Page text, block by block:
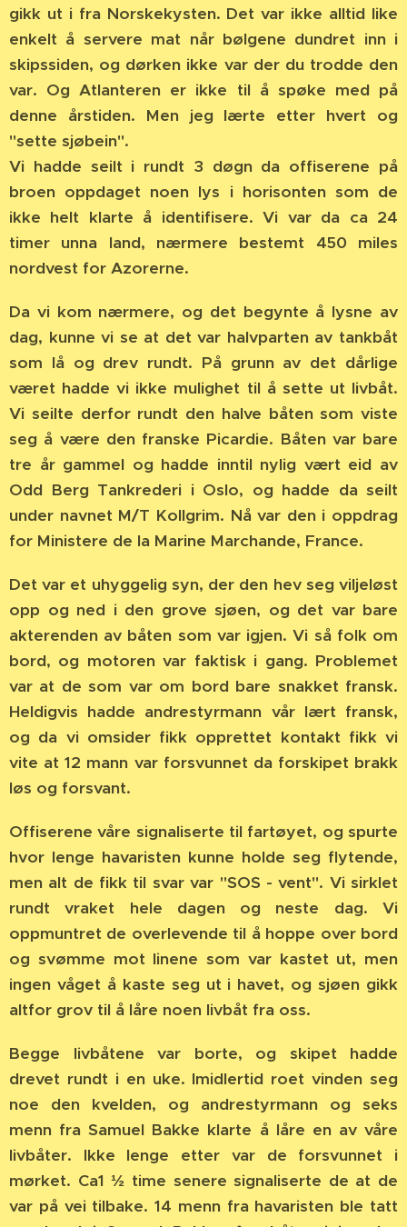
gikk ut i fra Norskekysten. Det var ikke alltid like
enkelt å servere mat når bølgene dundret inn i
skipssiden, og dørken ikke var der du trodde den
var. Og Atlanteren er ikke til å spøke med på
denne årstiden. Men jeg lærte etter hvert og
"sette sjøbein".
Vi hadde seilt i rundt 3 døgn da offiserene på
broen oppdaget noen lys i horisonten som de
ikke helt klarte å identifisere. Vi var da ca 24
timer unna land, nærmere bestemt 450 miles
nordvest for Azorerne.
Da vi kom nærmere, og det begynte å lysne av
dag, kunne vi se at det var halvparten av tankbåt
som lå og drev rundt. På grunn av det dårlige
været hadde vi ikke mulighet til å sette ut livbåt.
Vi seilte derfor rundt den halve båten som viste
seg å være den franske Picardie. Båten var bare
tre år gammel og hadde inntil nylig vært eid av
Odd Berg Tankrederi i Oslo, og hadde da seilt
under navnet M/T Kollgrim. Nå var den i oppdrag
for Ministere de la Marine Marchande, France.
Det var et uhyggelig syn, der den hev seg viljeløst
opp og ned i den grove sjøen, og det var bare
akterenden av båten som var igjen. Vi så folk om
bord, og motoren var faktisk i gang. Problemet
var at de som var om bord bare snakket fransk.
Heldigvis hadde andrestyrmann vår lært fransk,
og da vi omsider fikk opprettet kontakt fikk vi
vite at 12 mann var forsvunnet da forskipet brakk
løs og forsvant.
Offiserene våre signaliserte til fartøyet, og spurte
hvor lenge havaristen kunne holde seg flytende,
men alt de fikk til svar var "SOS - vent". Vi sirklet
rundt vraket hele dagen og neste dag. Vi
oppmuntret de overlevende til å hoppe over bord
og svømme mot linene som var kastet ut, men
ingen våget å kaste seg ut i havet, og sjøen gikk
altfor grov til å låre noen livbåt fra oss.
Begge livbåtene var borte, og skipet hadde
drevet rundt i en uke. Imidlertid roet vinden seg
noe den kvelden, og andrestyrmann og seks
menn fra Samuel Bakke klarte å låre en av våre
livbåter. Ikke lenge etter var de forsvunnet i
mørket. Ca1 ½ time senere signaliserte de at de
var på vei tilbake. 14 menn fra havaristen ble tatt